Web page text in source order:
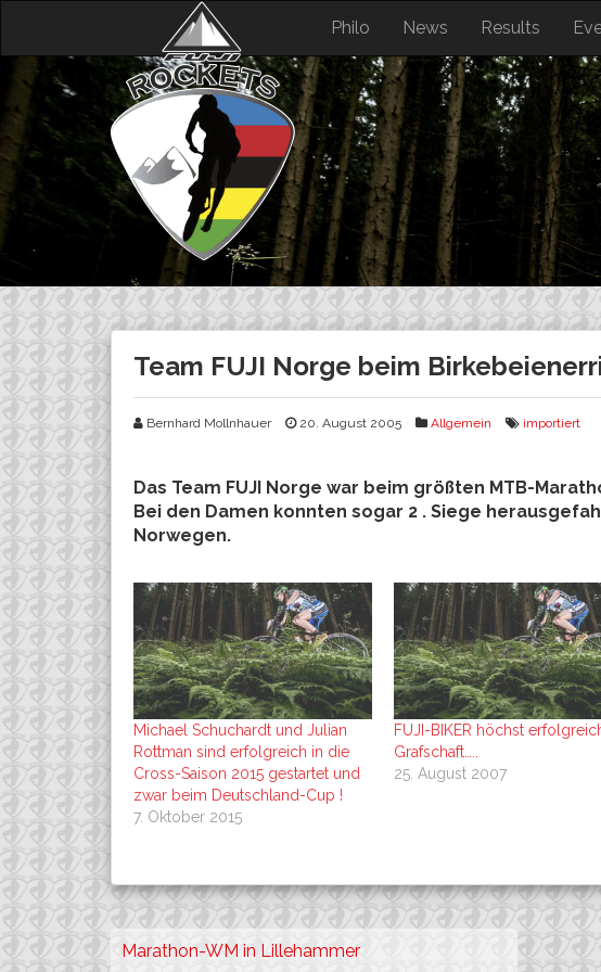
content
Philo News Results
Team FUJI Norge beim
Bernhard Mollnhauer 20. August 2005 Allgemein importiert
Das Team FUJI Norge war beim größten MTB-
Bei den Damen konnten sogar 2 . Siege
Norwegen.
Michael Schuchardt und Julian
Rottman sind erfolgreich in die
Cross-Saison 2015 gestartet und
zwar beim Deutschland-Cup !
7. Oktober 2015
FUJI-BIKER höchst
Grafschaft…..
25. August 2007
Beitragsnavigation
Marathon-WM in Lillehammer